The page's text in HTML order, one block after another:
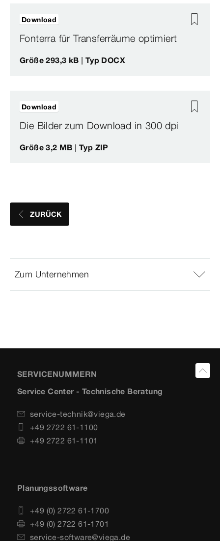
Fonterra für Transferräume optimiert
Größe 293,3 kB | Typ DOCX
Download
Die Bilder zum Download in 300 dpi
Größe 3,2 MB | Typ ZIP
Download
ZURÜCK
Zum Unternehmen
SERVICENUMMERN
Service Center - Technische Beratung
service-technik@viega.de
+49 2722 61-1100
+49 2722 61-1101
Planungssoftware
+49 (0) 2722 61-1700
+49 (0) 2722 61-1701
service-software@viega.de